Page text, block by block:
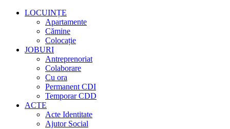
LOCUINȚE
Apartamente
Cămine
Colocație
JOBURI
Antreprenoriat
Colaborare
Cu ora
Permanent CDI
Temporar CDD
ACTE
Acte Identitate
Ajutor Social